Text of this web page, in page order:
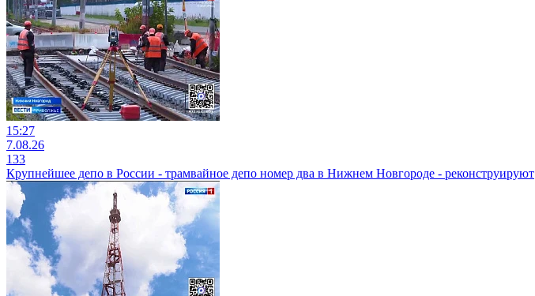
15:27
7.08.26
133
Крупнейшее депо в России - трамвайное депо номер два в Нижнем Новгороде - реконструируют